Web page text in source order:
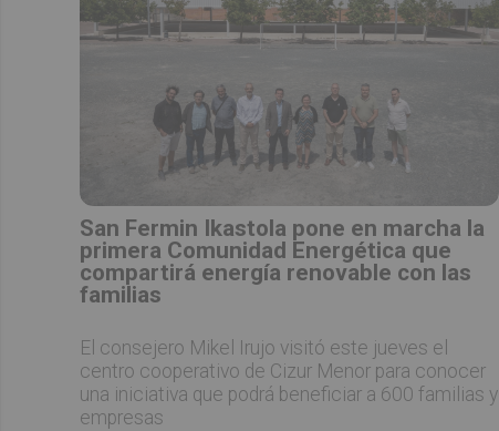
San Fermin Ikastola pone en marcha la
primera Comunidad Energética que
compartirá energía renovable con las
familias
El consejero Mikel Irujo visitó este jueves el
centro cooperativo de Cizur Menor para conocer
una iniciativa que podrá beneficiar a 600 familias y
empresas